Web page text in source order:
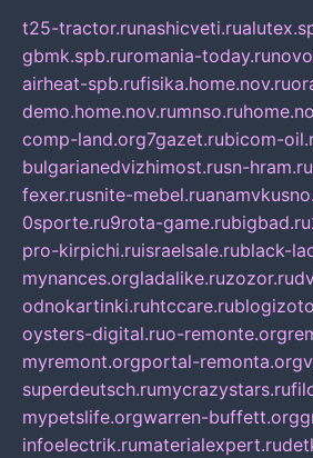
t25-tractor.runashicveti.ru
gbmk.spb.ruromania-today.ru
airheat-spb.rufisika.home.nov.ru
demo.home.nov.rumnso.ru
comp-land.org7gazet.rubicom-
bulgarianedvizhimost.rusn-hram.ru
fexer.rusnite-mebel.ru
0sporte.ru9rota-game.rubigbad.ru
pro-kirpichi.ruisraelsale.rublack-
mynances.orgladalike.ruzozor.ru
odnokartinki.ruhtccare.ru
oysters-digital.ruo-remonte.org
myremont.orgportal-remonta.org
superdeutsch.rumycrazystars.ru
mypetslife.orgwarren-buffett.org
infoelectrik.rumaterialexpert.ru